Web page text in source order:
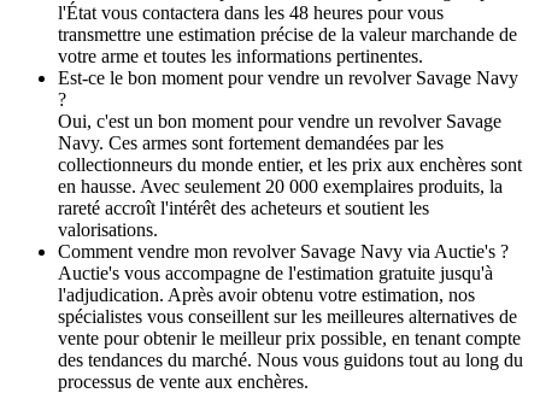
l'État vous contactera dans les 48 heures pour vous
transmettre une estimation précise de la valeur marchande de
votre arme et toutes les informations pertinentes.
Est-ce le bon moment pour vendre un revolver Savage Navy
?
Oui, c'est un bon moment pour vendre un revolver Savage
Navy. Ces armes sont fortement demandées par les
collectionneurs du monde entier, et les prix aux enchères sont
en hausse. Avec seulement 20 000 exemplaires produits, la
rareté accroît l'intérêt des acheteurs et soutient les
valorisations.
Comment vendre mon revolver Savage Navy via Auctie's ?
Auctie's vous accompagne de l'estimation gratuite jusqu'à
l'adjudication. Après avoir obtenu votre estimation, nos
spécialistes vous conseillent sur les meilleures alternatives de
vente pour obtenir le meilleur prix possible, en tenant compte
des tendances du marché. Nous vous guidons tout au long du
processus de vente aux enchères.